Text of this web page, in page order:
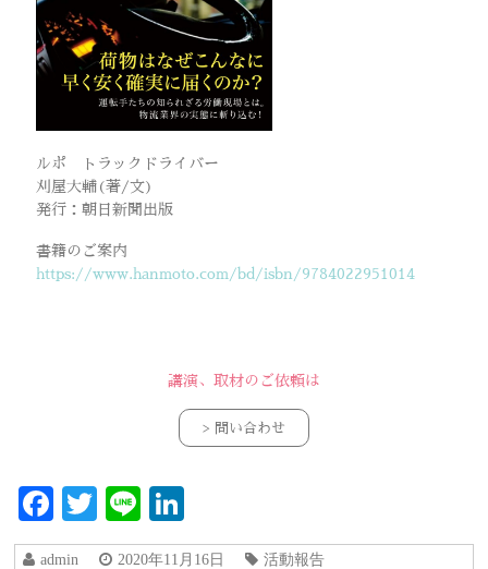
ルポ トラックドライバー
刈屋大輔(著/文)
発行：朝日新聞出版
書籍のご案内
https://www.hanmoto.com/bd/isbn/9784022951014
講演、取材のご依頼は
> 問い合わせ
Facebook
Twitter
Line
admin 2020年11月16日 活動報告